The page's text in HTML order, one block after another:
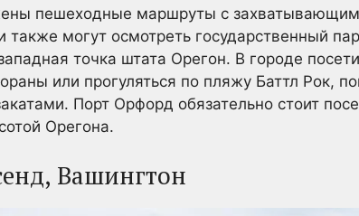
пешеходные маршруты с
также могут осмотреть государственный
точка штата Орегон. В городе
или прогуляться по пляжу Баттл Рок,
Порт Орфорд обязательно стоит
Орегона.
Вашингтон